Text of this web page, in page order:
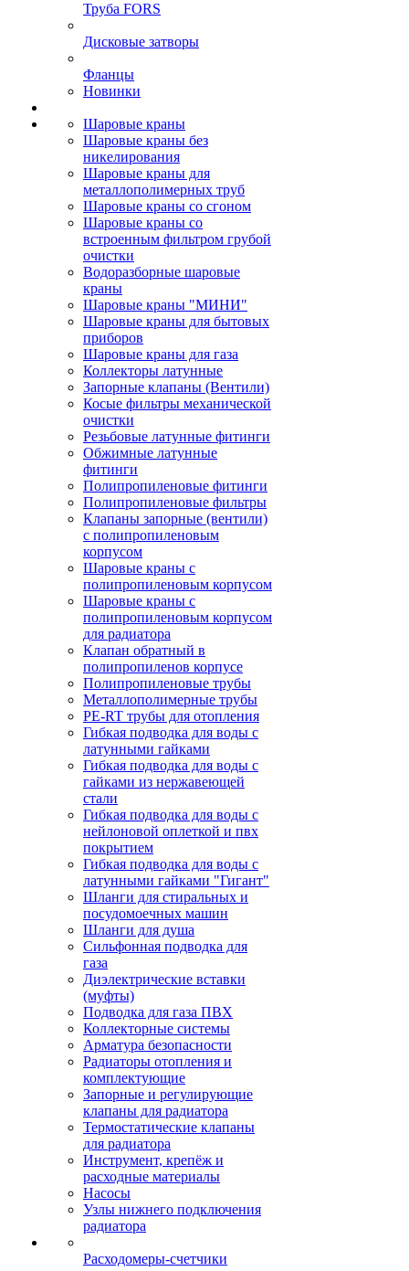
Труба FORS
Дисковые затворы
Фланцы
Новинки
Шаровые краны
Шаровые краны без
никелирования
Шаровые краны для
металлополимерных труб
Шаровые краны со сгоном
Шаровые краны со
встроенным фильтром грубой
очистки
Водоразборные шаровые
краны
Шаровые краны "МИНИ"
Шаровые краны для бытовых
приборов
Шаровые краны для газа
Коллекторы латунные
Запорные клапаны (Вентили)
Косые фильтры механической
очистки
Резьбовые латунные фитинги
Обжимные латунные
фитинги
Полипропиленовые фитинги
Полипропиленовые фильтры
Клапаны запорные (вентили)
с полипропиленовым
корпусом
Шаровые краны с
полипропиленовым корпусом
Шаровые краны с
полипропиленовым корпусом
для радиатора
Клапан обратный в
полипропиленов корпусе
Полипропиленовые трубы
Металлополимерные трубы
PE-RT трубы для отопления
Гибкая подводка для воды с
латунными гайками
Гибкая подводка для воды с
гайками из нержавеющей
стали
Гибкая подводка для воды с
нейлоновой оплеткой и пвх
покрытием
Гибкая подводка для воды с
латунными гайками "Гигант"
Шланги для стиральных и
посудомоечных машин
Шланги для душа
Сильфонная подводка для
газа
Диэлектрические вставки
(муфты)
Подводка для газа ПВХ
Коллекторные системы
Арматура безопасности
Радиаторы отопления и
комплектующие
Запорные и регулирующие
клапаны для радиатора
Термостатические клапаны
для радиатора
Инструмент, крепёж и
расходные материалы
Насосы
Узлы нижнего подключения
радиатора
Расходомеры-счетчики